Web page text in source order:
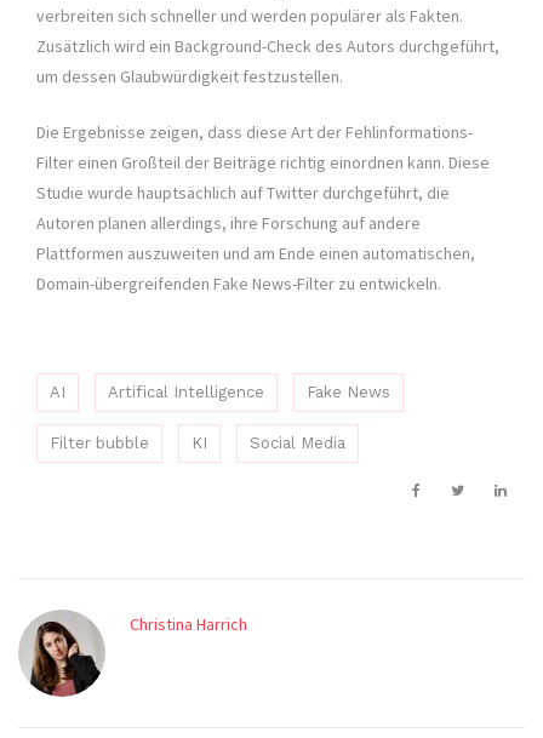
verbreiten sich schneller und werden populärer als Fakten.
Zusätzlich wird ein Background-Check des Autors durchgeführt,
um dessen Glaubwürdigkeit festzustellen.
Die Ergebnisse zeigen, dass diese Art der Fehlinformations-
Filter einen Großteil der Beiträge richtig einordnen kann. Diese
Studie wurde hauptsächlich auf Twitter durchgeführt, die
Autoren planen allerdings, ihre Forschung auf andere
Plattformen auszuweiten und am Ende einen automatischen,
Domain-übergreifenden Fake News-Filter zu entwickeln.
AI Artifical Intelligence Fake News
Filter bubble KI Social Media
Christina Harrich